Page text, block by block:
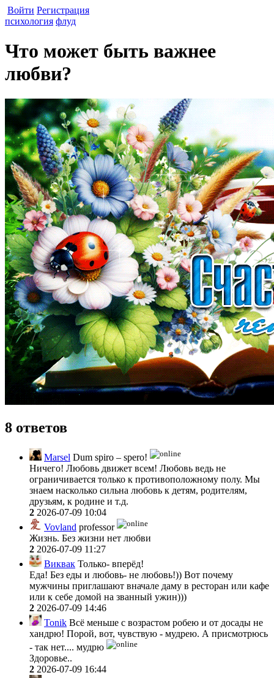
Войти Регистрация
психология флуд
Что может быть важнее
любви?
8 ответов
Marsel Dum spiro – spero!
Ничего! Любовь движет всем! Любовь ведь не
ограничивается только к противоположному полу. Мы
знаем насколько сильна любовь к детям, родителям,
друзьям, к родине и т.д.
2 2026-07-09 10:04
Vovland professor
Жизнь. Без жизни нет любви
2 2026-07-09 11:27
Виквак Только- вперёд!
Еда! Без еды и любовь- не любовь!)) Вот почему
мужчины приглашают вначале даму в ресторан или кафе
или к себе домой на званный ужин)))
2 2026-07-09 14:46
Tonik Всё меньше с возрастом робею и от досады не
хандрю! Порой, вот, чувствую - мудрею. А присмотрюсь
- так нет.... мудрю
Здоровье..
2 2026-07-09 16:44